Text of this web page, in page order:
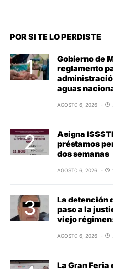
POR SI TE LO PERDISTE
Gobierno de
reglamento
aguas
AGOSTO 6, 2026
Asigna
préstamos
dos semanas
AGOSTO 6, 2026
La detención
paso a la
viejo
AGOSTO 6, 2026
La Gran Feria